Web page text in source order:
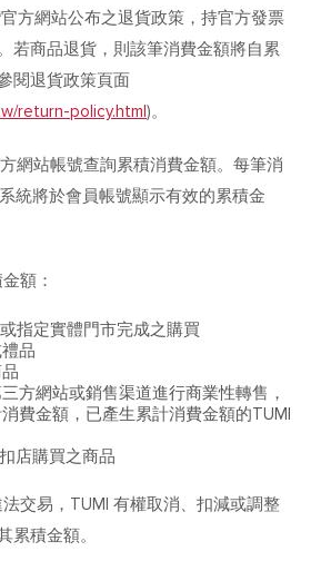
方網站公布之退貨政策，持官方發票
若商品退貨，則該筆消費金額將自累
閱退貨政策頁面
return-policy.html )。
網站帳號查詢累積消費金額。每筆消
統將於會員帳號顯示有效的累積金
額：
指定實體門市完成之購買
品
方網站或銷售渠道進行商業性轉售，
費金額，已產生累計消費金額的TUMI
店購買之商品
交易，TUMI 有權取消、扣減或調整
累積金額。